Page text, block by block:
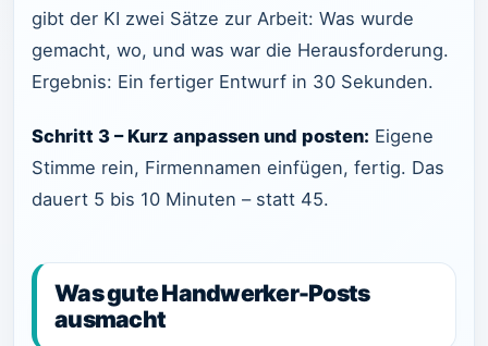
gibt der KI zwei Sätze zur Arbeit: Was wurde
gemacht, wo, und was war die Herausforderung.
Ergebnis: Ein fertiger Entwurf in 30 Sekunden.
Schritt 3 – Kurz anpassen und posten: Eigene
Stimme rein, Firmennamen einfügen, fertig. Das
dauert 5 bis 10 Minuten – statt 45.
Was gute Handwerker-Posts
ausmacht